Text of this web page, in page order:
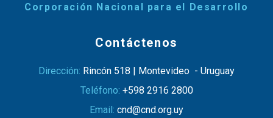
Corporación Nacional para el Desarrollo
Contáctenos
Dirección: Rincón 518 | Montevideo - Uruguay
Teléfono: +598 2916 2800
Email: cnd@cnd.org.uy